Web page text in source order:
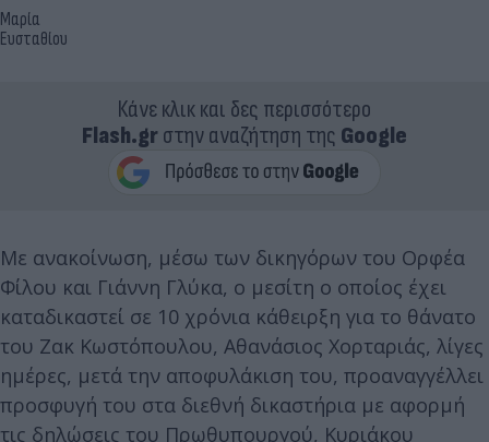
Μαρία
Ευσταθίου
Κάνε κλικ και δες περισσότερο
Flash.grστην αναζήτηση της Google
Με ανακοίνωση, μέσω των δικηγόρων του Ορφέα
Φίλου και Γιάννη Γλύκα, ο μεσίτη ο οποίος έχει
καταδικαστεί σε 10 χρόνια κάθειρξη για το θάνατο
του Ζακ Κωστόπουλου, Αθανάσιος Χορταριάς, λίγες
ημέρες, μετά την αποφυλάκιση του, προαναγγέλλει
προσφυγή του στα διεθνή δικαστήρια με αφορμή
τις δηλώσεις του Πρωθυπουργού, Κυριάκου